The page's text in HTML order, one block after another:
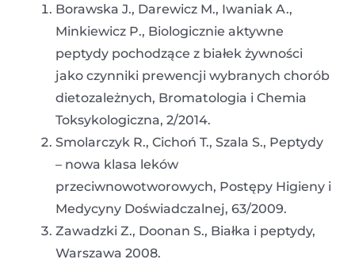
Borawska J., Darewicz M., Iwaniak A.,
Minkiewicz P., Biologicznie aktywne
peptydy pochodzące z białek żywności
jako czynniki prewencji wybranych chorób
dietozależnych, Bromatologia i Chemia
Toksykologiczna, 2/2014.
Smolarczyk R., Cichoń T., Szala S., Peptydy
– nowa klasa leków
przeciwnowotworowych, Postępy Higieny i
Medycyny Doświadczalnej, 63/2009.
Zawadzki Z., Doonan S., Białka i peptydy,
Warszawa 2008.